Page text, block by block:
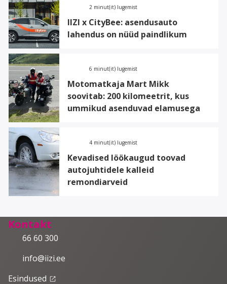
2 minut(it) lugemist
IIZI x CityBee: asendusauto
lahendus on nüüd paindlikum
6 minut(it) lugemist
Motomatkaja Mart Mikk
soovitab: 200 kilomeetrit, kus
ummikud asenduvad elamusega
4 minut(it) lugemist
Kevadised löökaugud toovad
autojuhtidele kalleid
remondiarveid
Kontakt
66 60 300
info@iizi.ee
Esindused launch